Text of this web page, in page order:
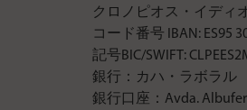
クロノピオス・イディ
コード番号 IBAN: ES95
記号BIC/SWIFT:
銀行：カハ・ラボラル
銀行口座：Avda.